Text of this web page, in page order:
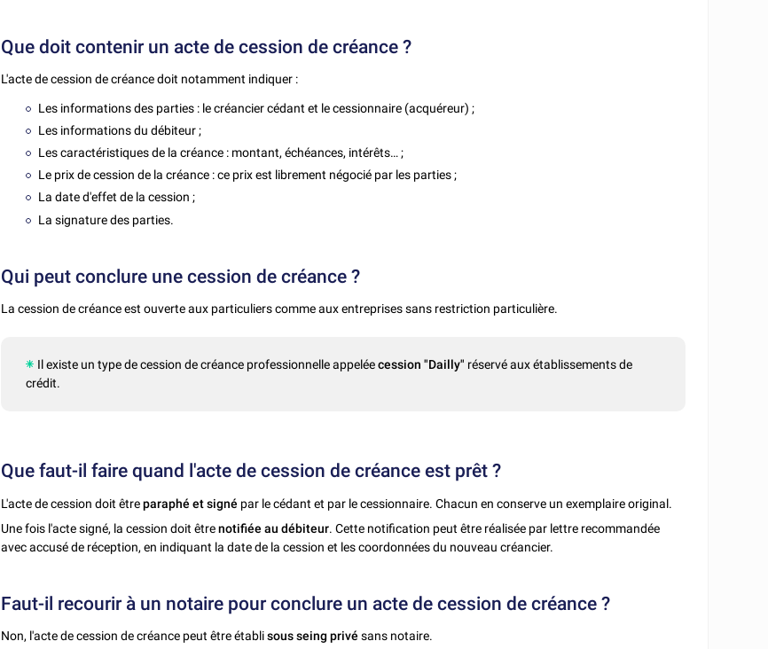
Que doit contenir un acte de cession de créance ?
L'acte de cession de créance doit notamment indiquer :
Les informations des parties : le créancier cédant et le cessionnaire (acquéreur) ;
Les informations du débiteur ;
Les caractéristiques de la créance : montant, échéances, intérêts… ;
Le prix de cession de la créance : ce prix est librement négocié par les parties ;
La date d'effet de la cession ;
La signature des parties.
Qui peut conclure une cession de créance ?
La cession de créance est ouverte aux particuliers comme aux entreprises sans restriction particulière.
Il existe un type de cession de créance professionnelle appeléecession "Dailly" réservé aux établissements de
crédit.
Que faut-il faire quand l'acte de cession de créance est prêt ?
L'acte de cession doit êtreparaphé et signé par le cédant et par le cessionnaire. Chacun en conserve un exemplaire original.
Une fois l'acte signé, la cession doit êtrenotifiée au débiteur. Cette notification peut être réalisée par lettre recommandée
avec accusé de réception, en indiquant la date de la cession et les coordonnées du nouveau créancier.
Faut-il recourir à un notaire pour conclure un acte de cession de créance ?
Non, l'acte de cession de créance peut être établisous seing privésans notaire.